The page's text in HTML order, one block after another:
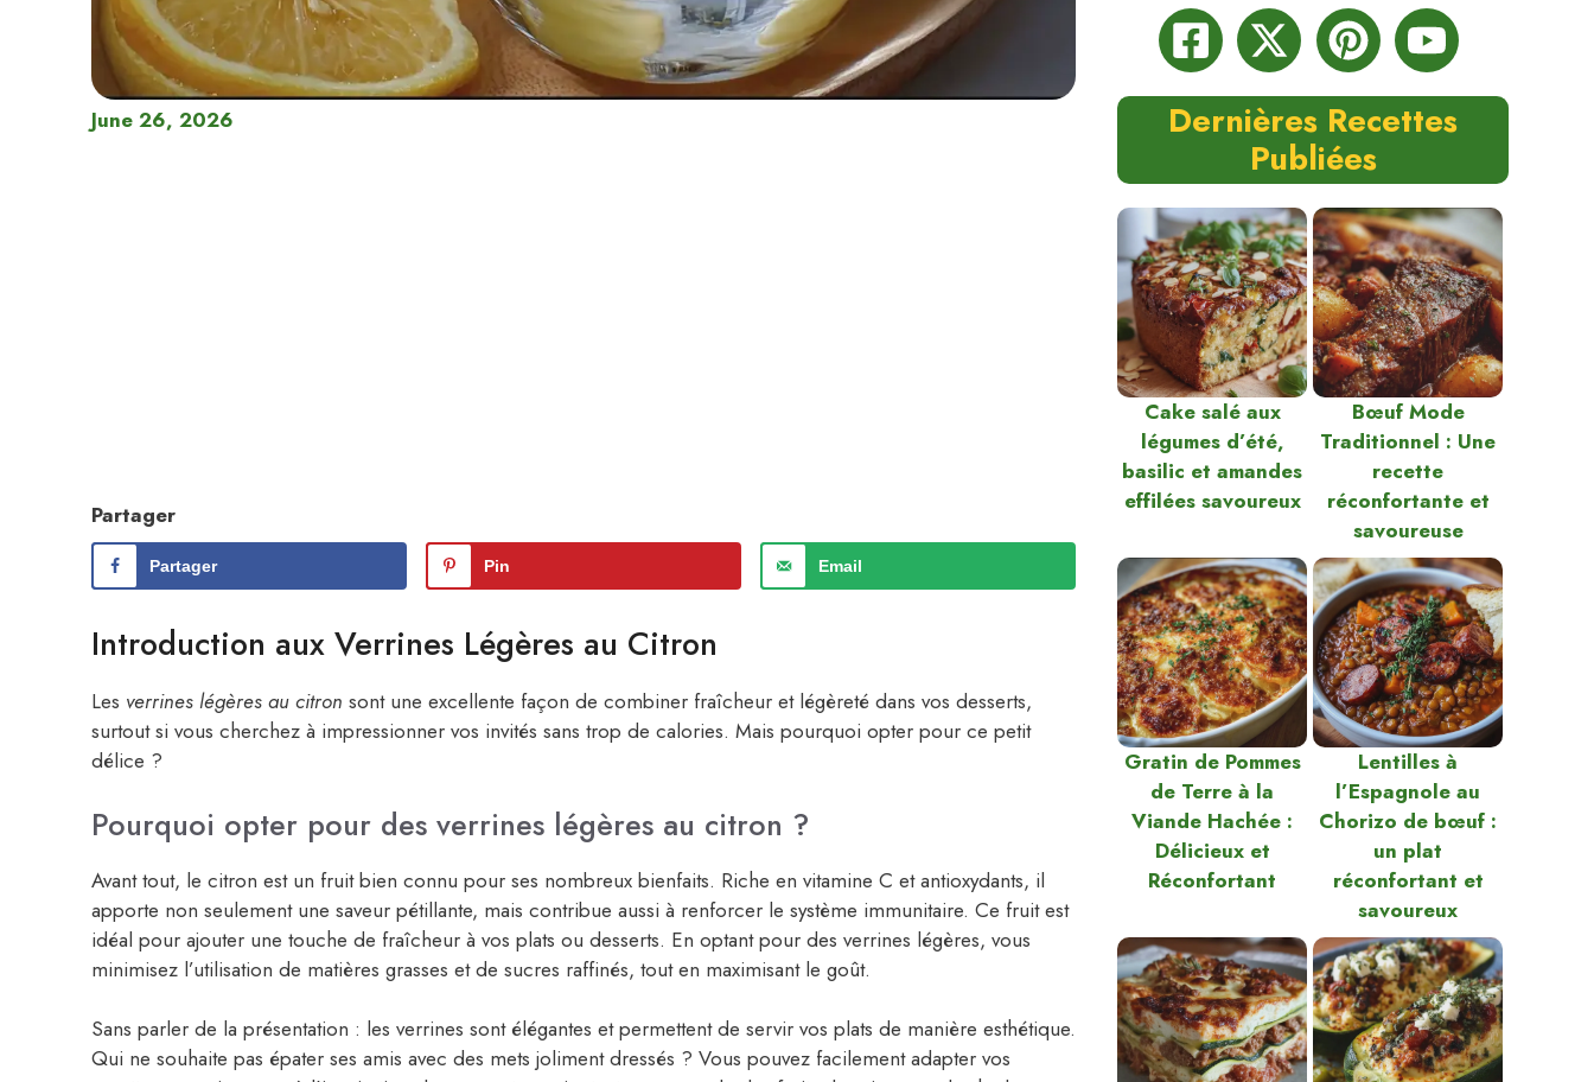
June 26, 2026
Partager
Partager Pin Email
Introduction aux Verrines Légères au Citron
Les verrines légères au citron sont une excellente façon de combiner fraîcheur et légèreté dans vos desserts,
surtout si vous cherchez à impressionner vos invités sans trop de calories. Mais pourquoi opter pour ce petit
délice ?
Pourquoi opter pour des verrines légères au citron ?
Avant tout, le citron est un fruit bien connu pour ses nombreux bienfaits. Riche en vitamine C et antioxydants, il
apporte non seulement une saveur pétillante, mais contribue aussi à renforcer le système immunitaire. Ce fruit est
idéal pour ajouter une touche de fraîcheur à vos plats ou desserts. En optant pour des verrines légères, vous
minimisez l’utilisation de matières grasses et de sucres raffinés, tout en maximisant le goût.
Sans parler de la présentation : les verrines sont élégantes et permettent de servir vos plats de manière esthétique.
Qui ne souhaite pas épater ses amis avec des mets joliment dressés ? Vous pouvez facilement adapter vos
Dernières Recettes
Publiées
Cake salé aux
légumes d’été,
basilic et amandes
effilées savoureux
Bœuf Mode
Traditionnel : Une
recette
réconfortante et
savoureuse
Gratin de Pommes
de Terre à la
Viande Hachée :
Délicieux et
Réconfortant
Lentilles à
l’Espagnole au
Chorizo de bœuf :
un plat
réconfortant et
savoureux